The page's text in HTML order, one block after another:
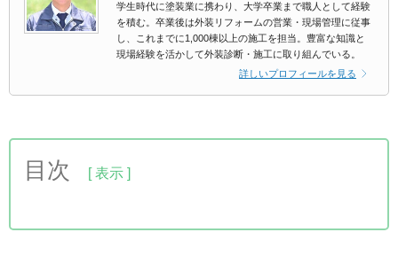
学生時代に塗装業に携わり、大学卒業まで職人として経験
を積む。卒業後は外装リフォームの営業・現場管理に従事
し、これまでに1,000棟以上の施工を担当。豊富な知識と
現場経験を活かして外装診断・施工に取り組んでいる。
詳しいプロフィールを見る
目次
1.マンションの費用相場は平米単価6千円～1万5千